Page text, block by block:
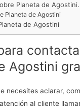
Planeta de Agostini.
Planeta de Agostini
de Agostini
Agostini
necesites aclarar,
al cliente